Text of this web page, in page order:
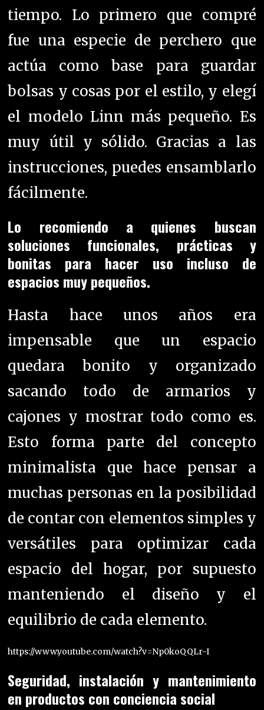
tiempo. Lo primero que compré
fue una especie de perchero que
actúa como base para guardar
bolsas y cosas por el estilo, y elegí
el modelo Linn más pequeño. Es
muy útil y sólido. Gracias a las
instrucciones, puedes ensamblarlo
fácilmente.
Lo recomiendo a quienes buscan
soluciones funcionales, prácticas y
bonitas para hacer uso incluso de
espacios muy pequeños.
Hasta hace unos años era
impensable que un espacio
quedara bonito y organizado
sacando todo de armarios y
cajones y mostrar todo como es.
Esto forma parte del concepto
minimalista que hace pensar a
muchas personas en la posibilidad
de contar con elementos simples y
versátiles para optimizar cada
espacio del hogar, por supuesto
manteniendo el diseño y el
equilibrio de cada elemento.
https://www.youtube.com/watch?v=Np0koQQLr-I
Seguridad, instalación y mantenimiento
en productos con conciencia social